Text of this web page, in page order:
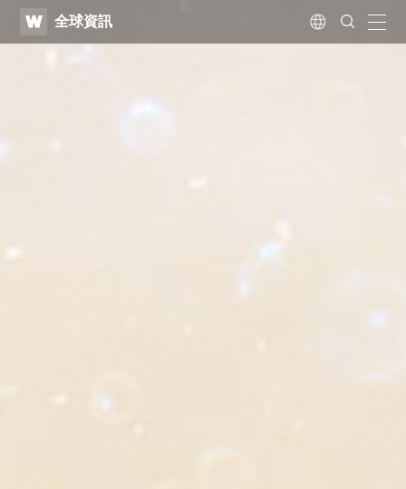
WATV全球資訊 Language
Search
Submit